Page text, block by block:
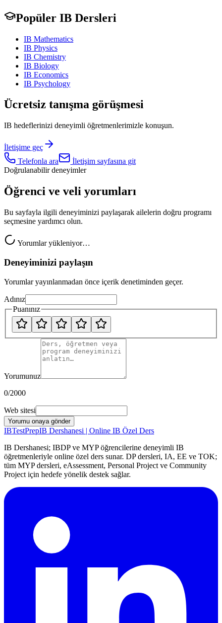
Popüler IB Dersleri
IB Mathematics
IB Physics
IB Chemistry
IB Biology
IB Economics
IB Psychology
Ücretsiz tanışma görüşmesi
IB hedeflerinizi deneyimli öğretmenlerimizle konuşun.
İletişime geç
Telefonla ara
İletişim sayfasına git
Doğrulanabilir deneyimler
Öğrenci ve veli yorumları
Bu sayfayla ilgili deneyiminizi paylaşarak ailelerin doğru programı
seçmesine yardımcı olun.
Yorumlar yükleniyor…
Deneyiminizi paylaşın
Yorumlar yayınlanmadan önce içerik denetiminden geçer.
Adınız
Puanınız
Yorumunuz
0/2000
Web sitesi
Yorumu onaya gönder
IBTestPrepIB Dershanesi | Online IB Özel Ders
IB Dershanesi; IBDP ve MYP öğrencilerine deneyimli IB
öğretmenleriyle online özel ders sunar. DP dersleri, IA, EE ve TOK;
tüm MYP dersleri, eAssessment, Personal Project ve Community
Project için hedefe yönelik destek sağlar.